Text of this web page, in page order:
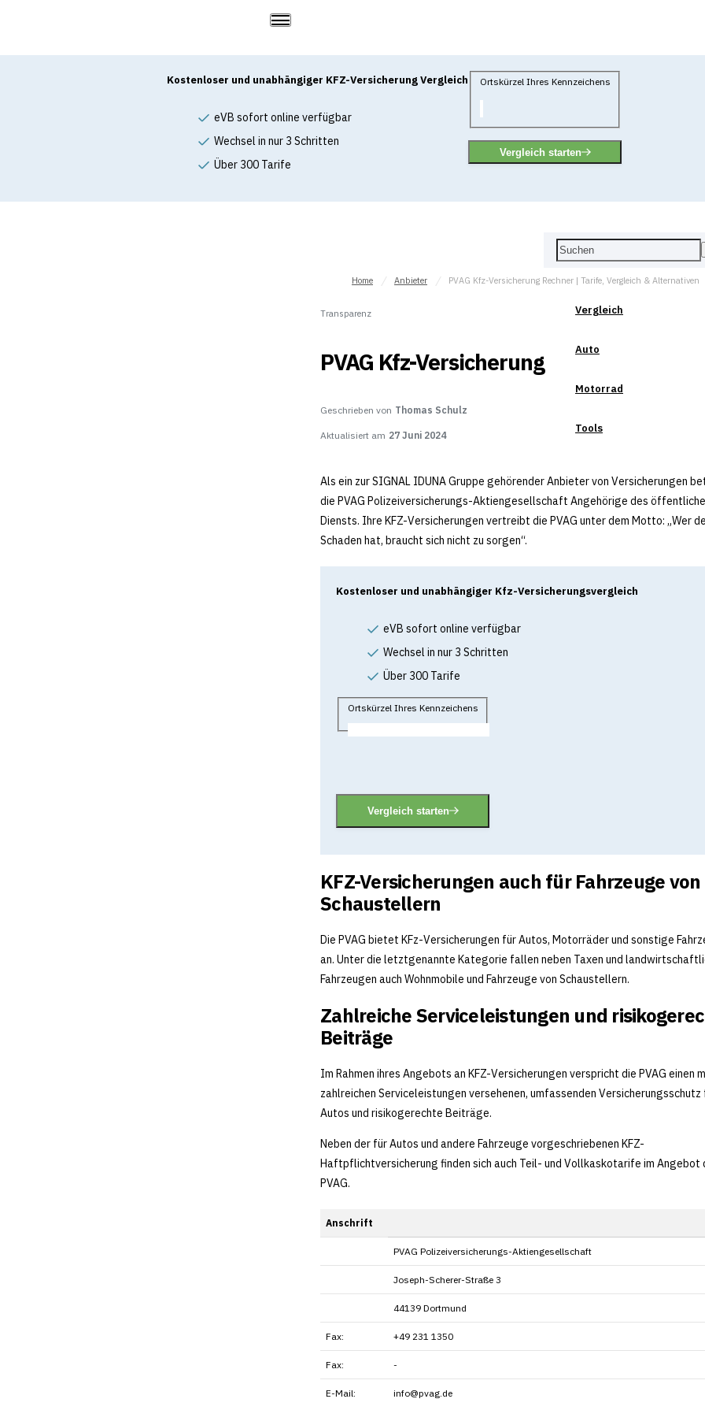
Vergleich
Auto
Motorrad
Tools
Kostenloser und unabhängiger KFZ-Versicherung Vergleich
eVB sofort online verfügbar
Wechsel in nur 3 Schritten
Über 300 Tarife
Ortskürzel Ihres Kennzeichens
Vergleich starten
Home Anbieter PVAG Kfz-Versicherung Rechner | Tarife, Vergleich & Alternativen
Transparenz
PVAG Kfz-Versicherung
Geschrieben von Thomas Schulz
Aktualisiert am 27 Juni 2024
Als ein zur SIGNAL IDUNA Gruppe gehörender Anbieter von Versicherungen
die PVAG Polizeiversicherungs-Aktiengesellschaft Angehörige des
Diensts. Ihre KFZ-Versicherungen vertreibt die PVAG unter dem Motto: „Wer
Schaden hat, braucht sich nicht zu sorgen“.
Kostenloser und unabhängiger Kfz-Versicherungsvergleich
eVB sofort online verfügbar
Wechsel in nur 3 Schritten
Über 300 Tarife
Ortskürzel Ihres Kennzeichens
Vergleich starten
KFZ-Versicherungen auch für Fahrzeuge von
Schaustellern
Die PVAG bietet KFz-Versicherungen für Autos, Motorräder und sonstige
an. Unter die letztgenannte Kategorie fallen neben Taxen und
Fahrzeugen auch Wohnmobile und Fahrzeuge von Schaustellern.
Zahlreiche Serviceleistungen und
Beiträge
Im Rahmen ihres Angebots an KFZ-Versicherungen verspricht die PVAG einen
zahlreichen Serviceleistungen versehenen, umfassenden Versicherungsschutz
Autos und risikogerechte Beiträge.
Neben der für Autos und andere Fahrzeuge vorgeschriebenen KFZ-
Haftpflichtversicherung finden sich auch Teil- und Vollkaskotarife im Angebot
PVAG.
Anschrift
PVAG Polizeiversicherungs-Aktiengesellschaft
Joseph-Scherer-Straße 3
44139 Dortmund
Fax: +49 231 1350
Fax: -
E-Mail: info@pvag.de